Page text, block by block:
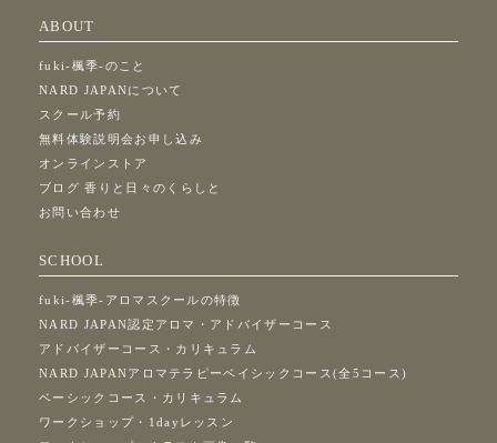
ABOUT
fuki-楓季-のこと
NARD JAPANについて
スクール予約
無料体験説明会お申し込み
オンラインストア
ブログ 香りと日々のくらしと
お問い合わせ
SCHOOL
fuki-楓季-アロマスクールの特徴
NARD JAPAN認定アロマ・アドバイザーコース
アドバイザーコース・カリキュラム
NARD JAPANアロマテラピーベイシックコース(全5コース)
ベーシックコース・カリキュラム
ワークショップ・1dayレッスン